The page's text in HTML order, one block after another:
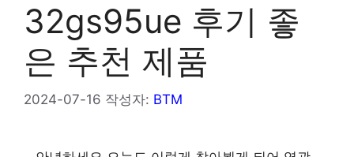
32gs95ue 후기 좋
은 추천 제품
2024-07-16 작성자: BTM